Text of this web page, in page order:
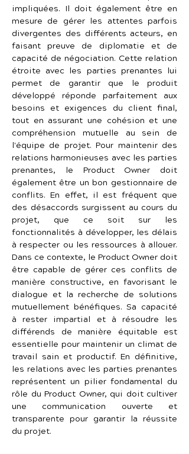
impliquées. Il doit également être en
mesure de gérer les attentes parfois
divergentes des différents acteurs, en
faisant preuve de diplomatie et de
capacité de négociation. Cette relation
étroite avec les parties prenantes lui
permet de garantir que le produit
développé réponde parfaitement aux
besoins et exigences du client final,
tout en assurant une cohésion et une
compréhension mutuelle au sein de
l'équipe de projet. Pour maintenir des
relations harmonieuses avec les parties
prenantes, le Product Owner doit
également être un bon gestionnaire de
conflits. En effet, il est fréquent que
des désaccords surgissent au cours du
projet, que ce soit sur les
fonctionnalités à développer, les délais
à respecter ou les ressources à allouer.
Dans ce contexte, le Product Owner doit
être capable de gérer ces conflits de
manière constructive, en favorisant le
dialogue et la recherche de solutions
mutuellement bénéfiques. Sa capacité
à rester impartial et à résoudre les
différends de manière équitable est
essentielle pour maintenir un climat de
travail sain et productif. En définitive,
les relations avec les parties prenantes
représentent un pilier fondamental du
rôle du Product Owner, qui doit cultiver
une communication ouverte et
transparente pour garantir la réussite
du projet.